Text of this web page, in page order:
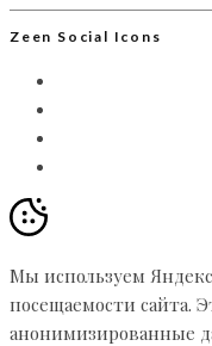
Zeen Social Icons
Мы используем
посещаемости сайта.
анонимизированные